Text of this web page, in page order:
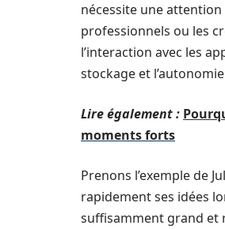
nécessite une
professionnels ou les
l’interaction avec les
stockage et
Lire également :
moments forts
Prenons l’exemple de
rapidement ses idées
suffisamment grand et